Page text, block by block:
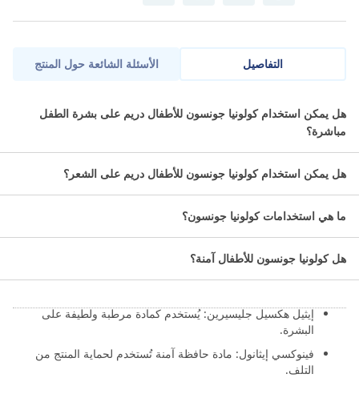
التفاصيل
تمنح جونسون كولونيا الأطفال إحساسًا رائعًا بالانتعاش والنظافة، إلى
جانب رائحة لطيفة تستمر طوال اليوم.
ما مكونات جونسون كولونيا دريم 100
مل؟
الماء: المكون الرئيسي الذي يشكل الأساس السائل للكولونيا.
العطور: مجموعة من الروائح اللطيفة والمنعشة، تم تصميمها
خصيصًا لتكون مناسبة للأطفال.
إيثيل هكسيل جليسيرين: يُستخدم كمادة مرطبة ولطيفة على
البشرة.
فينوكسي إيثانول: مادة حافظة آمنة تُستخدم لحماية المنتج من
التلف.
الأسئلة الشائعة حول المنتج
هل يمكن استخدام كولونيا جونسون للأطفال دريم على بشرة الطفل
مباشرة؟
هل يمكن استخدام كولونيا جونسون للأطفال دريم على الشعر؟
ما هي استخدامات كولونيا جونسون؟
هل كولونيا جونسون للأطفال آمنة؟